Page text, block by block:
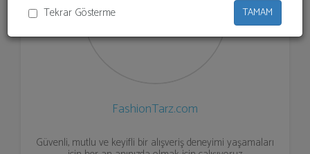
Tekrar Gösterme TAMAM
FashionTarz.com
Güvenli, mutlu ve keyifli bir alışveriş deneyimi yaşamaları